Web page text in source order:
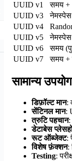
UUID v1
समय +
UUID v3
UUID v4
UUID v5
UUID v6
समय
UUID v7
समय +
सामान्य
डिफ़ॉल्ट मान:
सेंटिनल मान:
त्रुटि पहचान:
डेटाबेस
रूट ऑब्जेक्ट:
विशेष फ़ंक्शन:
Testing: